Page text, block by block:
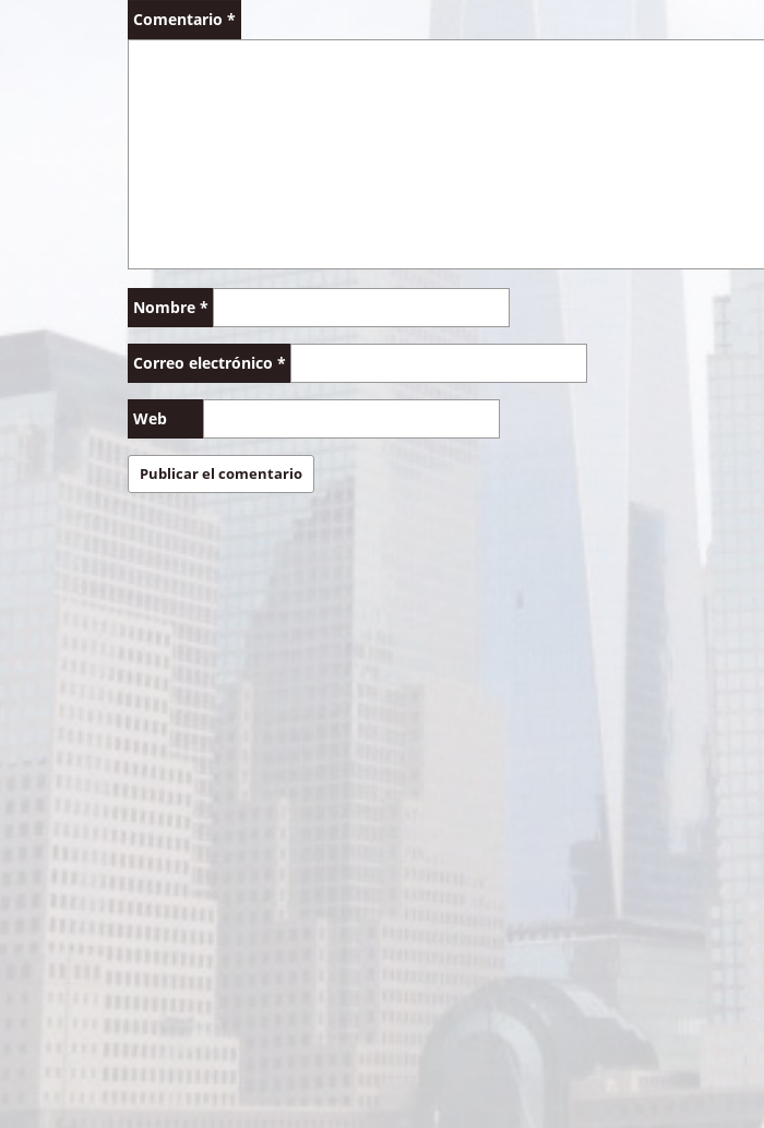
Comentario *
Nombre *
Correo electrónico *
Web